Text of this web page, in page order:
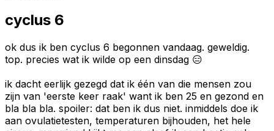
cyclus 6
ok dus ik ben cyclus 6 begonnen vandaag. geweldig.
top. precies wat ik wilde op een dinsdag 😑
ik dacht eerlijk gezegd dat ik één van die mensen zou
zijn van 'eerste keer raak' want ik ben 25 en gezond en
bla bla bla. spoiler: dat ben ik dus niet. inmiddels doe ik
aan ovulatietesten, temperaturen bijhouden, het hele